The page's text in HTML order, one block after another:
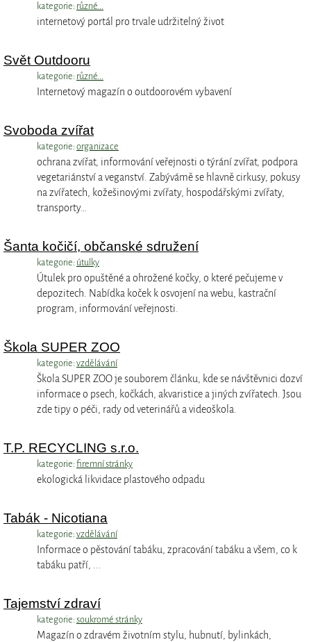
kategorie: různé...
internetový portál pro trvale udržitelný život
Svět Outdooru
kategorie: různé...
Internetový magazín o outdoorovém vybavení
Svoboda zvířat
kategorie: organizace
ochrana zvířat, informování veřejnosti o týrání zvířat, podpora
vegetariánství a veganství. Zabývámě se hlavně cirkusy, pokusy
na zvířatech, kožešinovými zvířaty, hospodářskými zvířaty,
transporty…
Šanta kočičí, občanské sdružení
kategorie: útulky
Útulek pro opuštěné a ohrožené kočky, o které pečujeme v
depozitech. Nabídka koček k osvojení na webu, kastrační
program, informování veřejnosti.
Škola SUPER ZOO
kategorie: vzdělávání
Škola SUPER ZOO je souborem článku, kde se návštěvnici dozví
informace o psech, kočkách, akvaristice a jiných zvířatech. Jsou
zde tipy o péči, rady od veterinářů a videoškola.
T.P. RECYCLING s.r.o.
kategorie: firemní stránky
ekologická likvidace plastového odpadu
Tabák - Nicotiana
kategorie: vzdělávání
Informace o pěstování tabáku, zpracování tabáku a všem, co k
tabáku patří, ...
Tajemství zdraví
kategorie: soukromé stránky
Magazín o zdravém životním stylu, hubnutí, bylinkách,